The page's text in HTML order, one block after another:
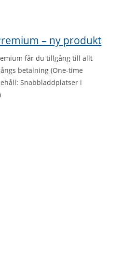
– ny produkt
får du tillgång till allt
betalning (One-time
Snabbladdplatser i